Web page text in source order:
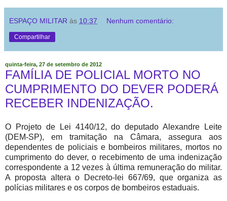
ESPAÇO MILITAR às 10:37 Nenhum comentário:
Compartilhar
quinta-feira, 27 de setembro de 2012
FAMÍLIA DE POLICIAL MORTO NO
CUMPRIMENTO DO DEVER PODERÁ
RECEBER INDENIZAÇÃO.
O Projeto de Lei 4140/12, do deputado Alexandre Leite
(DEM-SP), em tramitação na Câmara, assegura aos
dependentes de policiais e bombeiros militares, mortos no
cumprimento do dever, o recebimento de uma indenização
correspondente a 12 vezes à última remuneração do militar.
A proposta altera o Decreto-lei 667/69, que organiza as
polícias militares e os corpos de bombeiros estaduais.